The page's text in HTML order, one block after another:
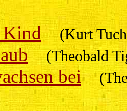
(Kurt
(Theobald
bei